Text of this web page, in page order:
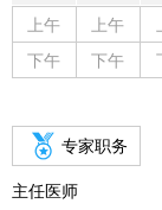
上午
上午
下午
下午
专家职务
主任医师